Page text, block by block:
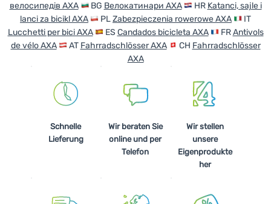
велосипедів AXA
BG Велокатинари AXA HR Katanci, sajle i
lanci za bicikl AXA
PLZabezpieczenia rowerowe AXA
IT
Lucchetti per bici AXA
ES Candados bicicleta AXA FRAntivols
de vélo AXA
AT Fahrradschlösser AXA CH Fahrradschlösser
AXA
Schnelle
Lieferung
Wir beraten Sie
online und per
Telefon
Wir stellen
unsere
Eigenprodukte
her